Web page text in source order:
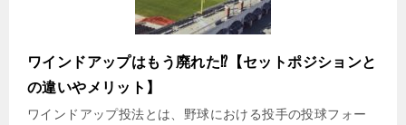
ワインドアップはもう廃れた⁉【セットポジションと
の違いやメリット】
ワインドアップ投法とは、野球における投手の投球フォー